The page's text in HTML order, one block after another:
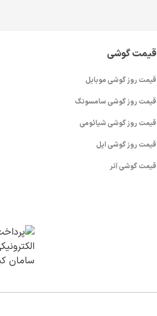
قیمت گوشی
قیمت روز گوشی موبایل
قیمت روز گوشی سامسونگ
قیمت روز گوشی شیائومی
قیمت روز گوشی اپل
قیمت گوشی آنر